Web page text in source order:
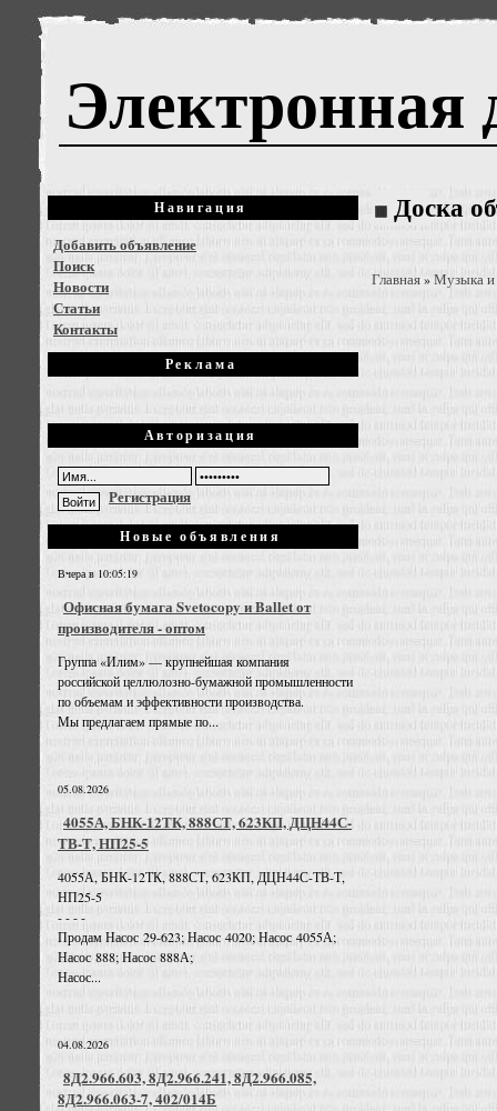
Электронная
Навигация
Добавить объявление
Поиск
Новости
Статьи
Контакты
Реклама
Авторизация
Регистрация
Новые объявления
Вчера в 10:05:19
Офисная бумага Svetocopy и Ballet от
производителя - оптом
Группа «Илим» — крупнейшая компания
российской целлюлозно-бумажной промышленности
по объемам и эффективности производства.
Мы предлагаем прямые по...
05.08.2026
4055А, БНК-12ТК, 888СТ, 623КП, ДЦН44С-
ТВ-Т, НП25-5
4055А, БНК-12ТК, 888СТ, 623КП, ДЦН44С-ТВ-Т,
НП25-5
- - - -
Продам Насос 29-623; Насос 4020; Насос 4055А;
Насос 888; Насос 888А;
Насос...
04.08.2026
8Д2.966.603, 8Д2.966.241, 8Д2.966.085,
8Д2.966.063-7, 402/014Б
Доска
Главная»Музыка и